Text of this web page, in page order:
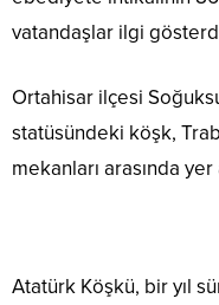
vatandaşlar ilgi
Ortahisar ilçesi
statüsündeki köşk,
mekanları arasında yer
Atatürk Köşkü, bir yıl